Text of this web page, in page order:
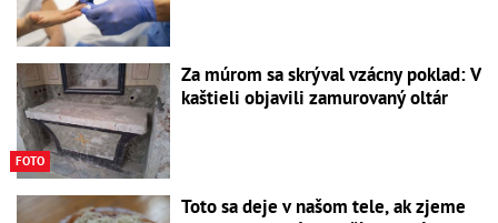
FOTO
Za múrom sa skrýval vzácny poklad: V
kaštieli objavili zamurovaný oltár
Toto sa deje v našom tele, ak zjeme